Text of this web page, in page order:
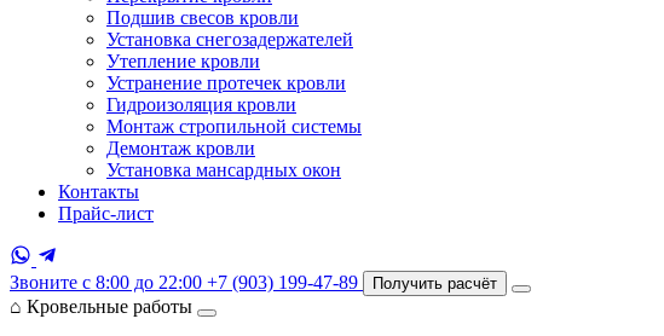
Подшив свесов кровли
Установка снегозадержателей
Утепление кровли
Устранение протечек кровли
Гидроизоляция кровли
Монтаж стропильной системы
Демонтаж кровли
Установка мансардных окон
Контакты
Прайс-лист
Звоните с 8:00 до 22:00 +7 (903) 199-47-89 Получить расчёт
⌂ Кровельные работы